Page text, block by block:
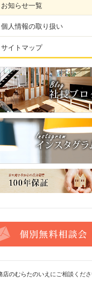
お知らせ一覧
個人情報の取り扱い
サイトマップ
のむらたのいえ にご相談くださ